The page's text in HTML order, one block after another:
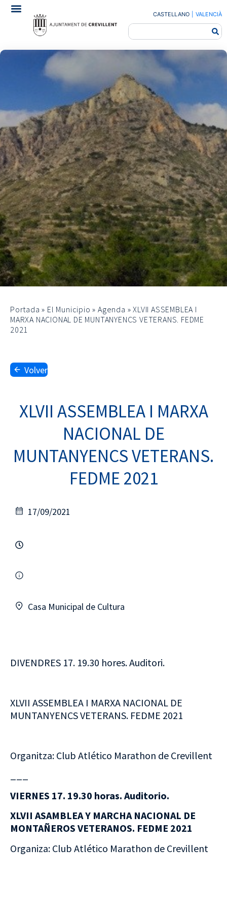
CASTELLANO VALENCIÀ
Portada » El Municipio »Agenda »XLVII ASSEMBLEA I
MARXA NACIONAL DE MUNTANYENCS VETERANS. FEDME
2021
Volver
XLVII ASSEMBLEA I MARXA
NACIONAL DE
MUNTANYENCS VETERANS.
FEDME 2021
17/09/2021
Casa Municipal de Cultura
DIVENDRES 17. 19.30 hores. Auditori.
XLVII ASSEMBLEA I MARXA NACIONAL DE
MUNTANYENCS VETERANS. FEDME 2021
Organitza: Club Atlético Marathon de Crevillent
VIERNES 17. 19.30 horas. Auditorio.
XLVII ASAMBLEA Y MARCHA NACIONAL DE
MONTAÑEROS VETERANOS. FEDME 2021
Organiza: Club Atlético Marathon de Crevillent